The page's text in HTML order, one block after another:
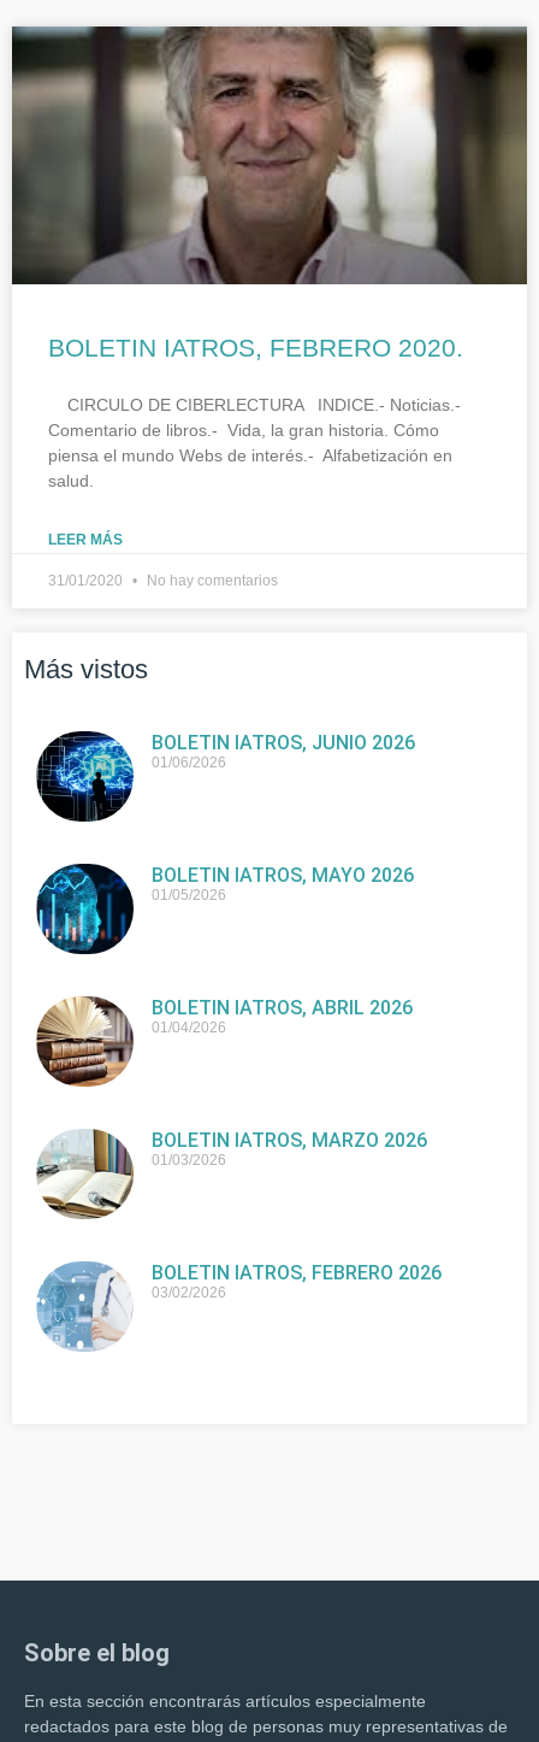
BOLETIN IATROS, FEBRERO 2020.
CIRCULO DE CIBERLECTURA INDICE.- Noticias.-
Comentario de libros.- Vida, la gran historia. Cómo
piensa el mundo Webs de interés.- Alfabetización en
salud.
LEER MÁS
31/01/2020 No hay comentarios
Más vistos
BOLETIN IATROS, JUNIO 2026
01/06/2026
BOLETIN IATROS, MAYO 2026
01/05/2026
BOLETIN IATROS, ABRIL 2026
01/04/2026
BOLETIN IATROS, MARZO 2026
01/03/2026
BOLETIN IATROS, FEBRERO 2026
03/02/2026
Sobre el blog
En esta sección encontrarás artículos especialmente
redactados para este blog de personas muy representativas de